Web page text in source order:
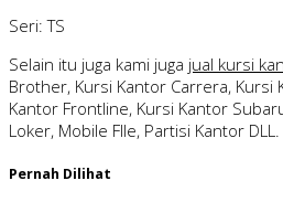
Seri: TS
Selain itu juga kami juga jual kursi
Brother, Kursi Kantor Carrera, Kursi
Kantor Frontline, Kursi Kantor
Loker, Mobile FIle, Partisi Kantor DLL.
Pernah Dilihat